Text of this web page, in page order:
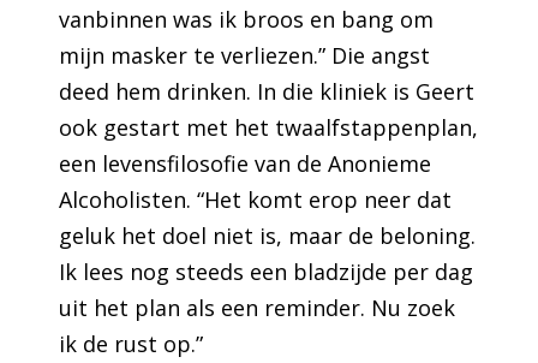
vanbinnen was ik broos en bang om
mijn masker te verliezen.” Die angst
deed hem drinken. In die kliniek is Geert
ook gestart met het twaalfstappenplan,
een levensfilosofie van de Anonieme
Alcoholisten. “Het komt erop neer dat
geluk het doel niet is, maar de beloning.
Ik lees nog steeds een bladzijde per dag
uit het plan als een reminder. Nu zoek
ik de rust op.”